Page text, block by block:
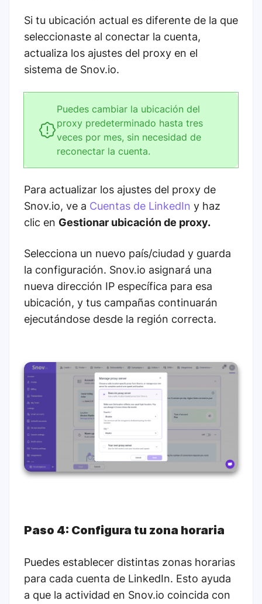
Si tu ubicación actual es diferente de la que
seleccionaste al conectar la cuenta,
actualiza los ajustes del proxy en el
sistema de Snov.io.
Puedes cambiar la ubicación del
proxy predeterminado hasta tres
veces por mes, sin necesidad de
reconectar la cuenta.
Para actualizar los ajustes del proxy de
Snov.io, ve a Cuentas de LinkedIn y haz
clic en Gestionar ubicación de proxy.
Selecciona un nuevo país/ciudad y guarda
la configuración. Snov.io asignará una
nueva dirección IP específica para esa
ubicación, y tus campañas continuarán
ejecutándose desde la región correcta.
Paso 4: Configura tu zona horaria
Puedes establecer distintas zonas horarias
para cada cuenta de LinkedIn. Esto ayuda
a que la actividad en Snov.io coincida con